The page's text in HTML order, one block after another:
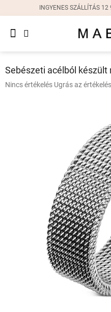
tartalomhoz
INGYENES SZÁLLÍTÁS
Női
fülbevalók
Ajándékdobozok
Sebészeti acélból készült
A
Nincs értékelés Ugrás az